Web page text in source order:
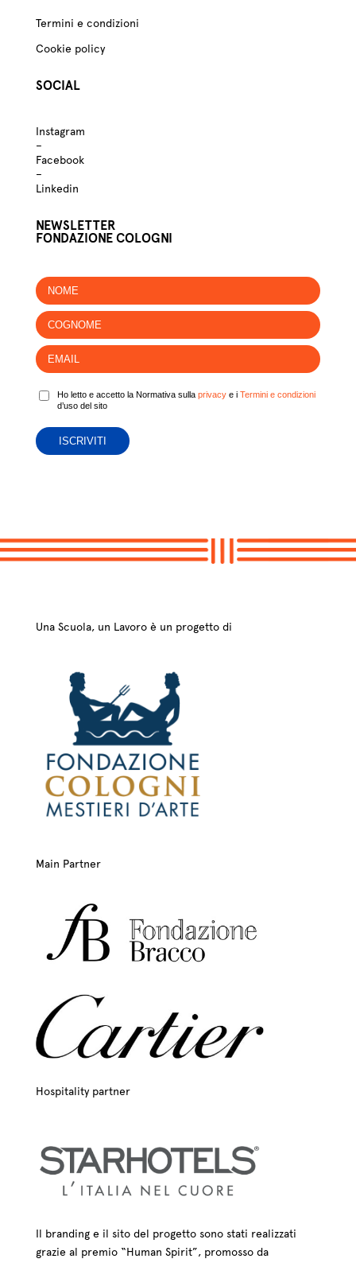
Termini e condizioni
Cookie policy
SOCIAL
Instagram
–
Facebook
–
Linkedin
NEWSLETTER
FONDAZIONE COLOGNI
Ho letto e accetto la Normativa sulla privacye i Termini e condizioni
d’uso del sito
Una Scuola, un Lavoro è un progetto di
Main Partner
Hospitality partner
Il branding e il sito del progetto sono stati realizzati
grazie al premio “Human Spirit”, promosso da